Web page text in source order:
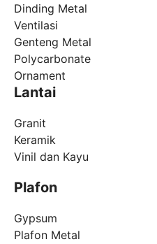
Dinding Metal
Ventilasi
Genteng Metal
Polycarbonate
Ornament
Lantai
Granit
Keramik
Vinil dan Kayu
Plafon
Gypsum
Plafon Metal